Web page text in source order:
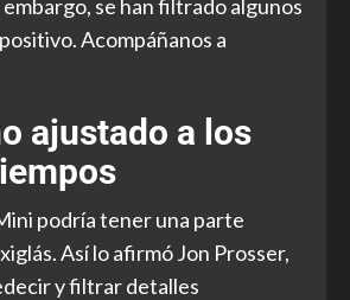
embargo, se han filtrado algunos
Acompáñanos a
ajustado a los
podría tener una parte
Así lo afirmó Jon Prosser,
y filtrar detalles